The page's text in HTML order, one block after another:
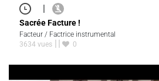
|
Sacrée Facture !
Facteur / Factrice instrumental
3634 vues
0